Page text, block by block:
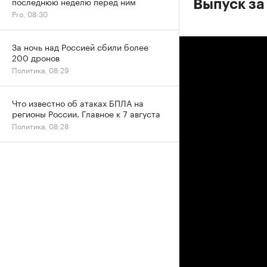
Выпуск
Pro, 08:30
За ночь над Россией сбили более
200 дронов
Политика, 08:29
Что известно об атаках БПЛА на
регионы России. Главное к 7 августа
Политика, 08:28